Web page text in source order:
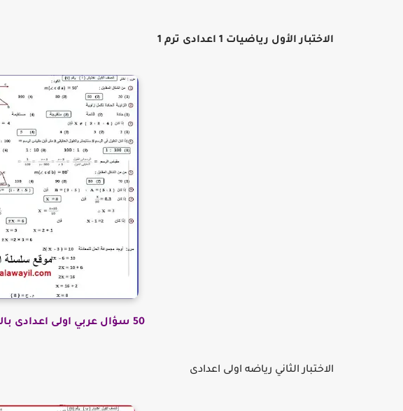
الاختبار الأول رياضيات 1 اعدادى ترم 1
50 سؤال عربي اولى اعدادى بالحل هنا
الاختبار الثاني رياضه اولى اعدادى